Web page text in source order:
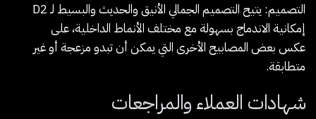
التصميم
: يتيح التصميم الجمالي الأنيق والحديث والبسيط لـ D2
إمكانية الاندماج بسهولة مع مختلف الأنماط الداخلية، على
عكس بعض المصابيح الأخرى التي يمكن أن تبدو مزعجة أو غير
متطابقة.
شهادات العملاء والمراجعات